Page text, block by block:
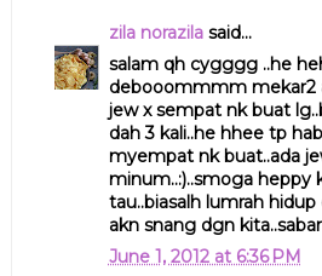
zila norazilasaid...
salam qh cygggg ..he
debooommmm mekar2
jew x sempat nk buat
dah 3 kali..he hhee tp
myempat nk buat..ada
minum..:)..smoga heppy
tau..biasalh lumrah
akn snang dgn
June 1, 2012 at 6:36 PM